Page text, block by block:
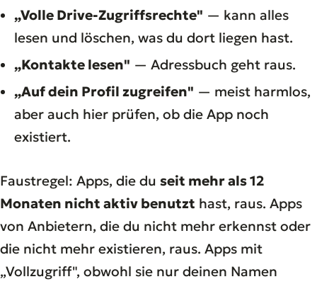
„Volle Drive-Zugriffsrechte" — kann alles
lesen und löschen, was du dort liegen hast.
„Kontakte lesen" — Adressbuch geht raus.
„Auf dein Profil zugreifen" — meist harmlos,
aber auch hier prüfen, ob die App noch
existiert.
Faustregel: Apps, die du seit mehr als 12
Monaten nicht aktiv benutzt hast, raus. Apps
von Anbietern, die du nicht mehr erkennst oder
die nicht mehr existieren, raus. Apps mit
„Vollzugriff", obwohl sie nur deinen Namen